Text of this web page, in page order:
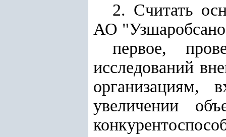
2. Считать
АО "Узшароб
первое,
исследований
организациям,
увеличении